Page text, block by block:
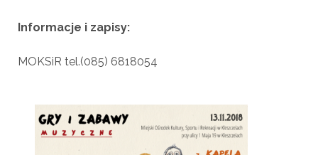
Informacje i zapisy:
MOKSiR tel.(085) 6818054